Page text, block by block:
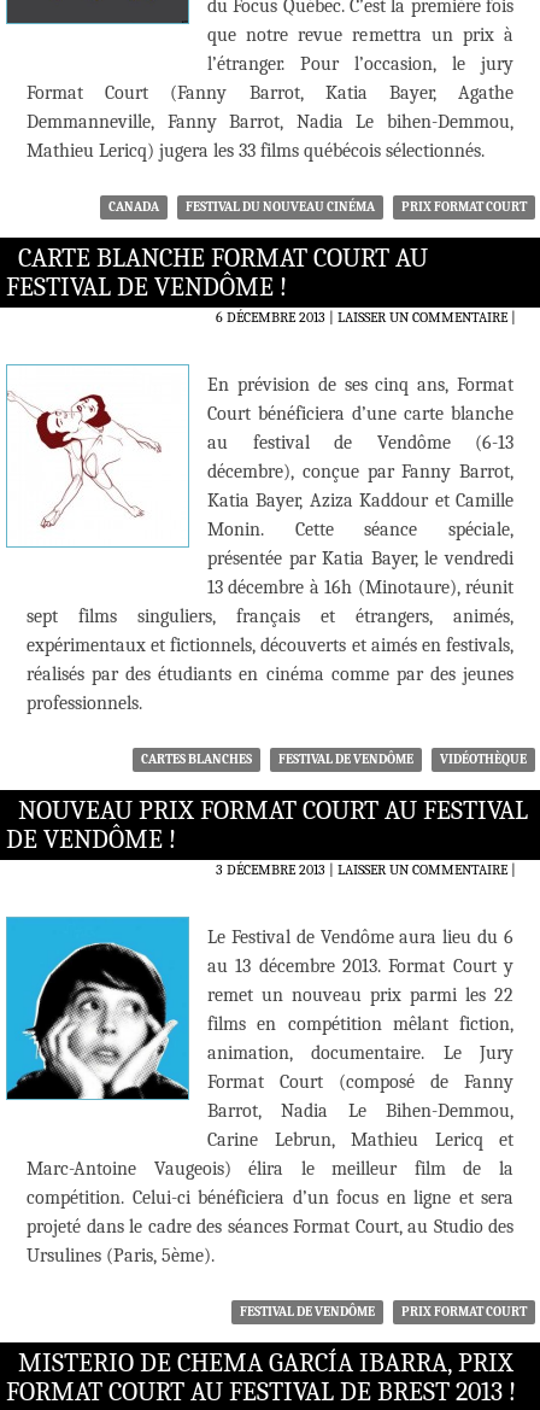
du Focus Québec. C’est la première fois
que notre revue remettra un prix à
l’étranger. Pour l’occasion, le jury
Format Court (Fanny Barrot, Katia Bayer, Agathe
Demmanneville, Fanny Barrot, Nadia Le bihen-Demmou,
Mathieu Lericq) jugera les 33 films québécois sélectionnés.
CANADA FESTIVAL DU NOUVEAU CINÉMA PRIX FORMAT COURT
CARTE BLANCHE FORMAT COURT AU
FESTIVAL DE VENDÔME !
6 DÉCEMBRE 2013 LAISSER UN COMMENTAIRE|
En prévision de ses cinq ans, Format
Court bénéficiera d’une carte blanche
au festival de Vendôme (6-13
décembre), conçue par Fanny Barrot,
Katia Bayer, Aziza Kaddour et Camille
Monin. Cette séance spéciale,
présentée par Katia Bayer, le vendredi
13 décembre à 16h (Minotaure), réunit
sept films singuliers, français et étrangers, animés,
expérimentaux et fictionnels, découverts et aimés en festivals,
réalisés par des étudiants en cinéma comme par des jeunes
professionnels.
CARTES BLANCHES FESTIVAL DE VENDÔME VIDÉOTHÈQUE
NOUVEAU PRIX FORMAT COURT AU FESTIVAL
DE VENDÔME !
3 DÉCEMBRE 2013 LAISSER UN COMMENTAIRE|
Le Festival de Vendôme aura lieu du 6
au 13 décembre 2013. Format Court y
remet un nouveau prix parmi les 22
films en compétition mêlant fiction,
animation, documentaire. Le Jury
Format Court (composé de Fanny
Barrot, Nadia Le Bihen-Demmou,
Carine Lebrun, Mathieu Lericq et
Marc-Antoine Vaugeois) élira le meilleur film de la
compétition. Celui-ci bénéficiera d’un focus en ligne et sera
projeté dans le cadre des séances Format Court, au Studio des
Ursulines (Paris, 5ème).
FESTIVAL DE VENDÔME PRIX FORMAT COURT
MISTERIO DE CHEMA GARCÍA IBARRA, PRIX
FORMAT COURT AU FESTIVAL DE BREST 2013 !